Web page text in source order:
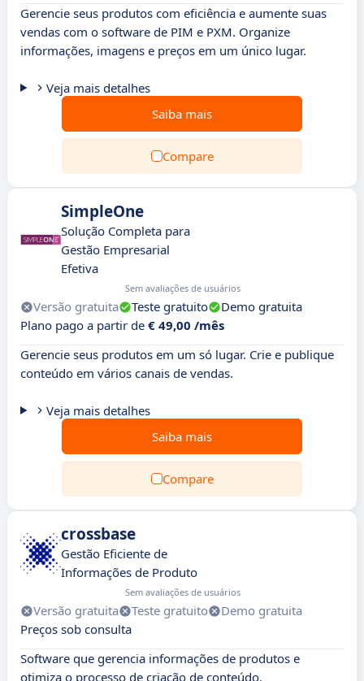
Gerencie seus produtos com eficiência e aumente suas
vendas com o software de PIM e PXM. Organize
informações, imagens e preços em um único lugar.
Veja mais detalhes
Saiba mais
Compare
SimpleOne
Solução Completa para
Gestão Empresarial
Efetiva
Sem avaliações de usuários
Versão gratuita Teste gratuito
Demo gratuita
Plano pago a partir de € 49,00 /mês
Gerencie seus produtos em um só lugar. Crie e publique
conteúdo em vários canais de vendas.
Veja mais detalhes
Saiba mais
Compare
crossbase
Gestão Eficiente de
Informações de Produto
Sem avaliações de usuários
Versão gratuita Teste gratuito
Demo gratuita
Preços sob consulta
Software que gerencia informações de produtos e
otimiza o processo de criação de conteúdo.